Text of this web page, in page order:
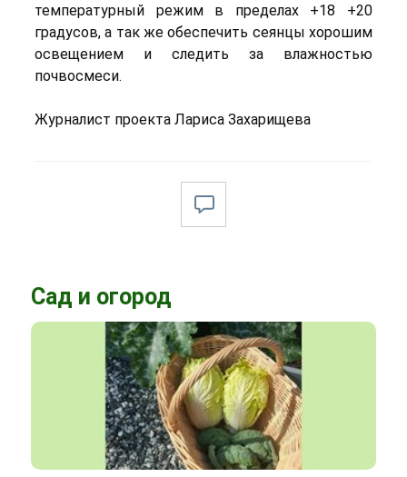
температурный режим в пределах +18 +20
градусов, а так же обеспечить сеянцы хорошим
освещением и следить за влажностью
почвосмеси.
Журналист проекта Лариса Захарищева
Сад и огород